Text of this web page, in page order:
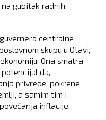
gubitak radnih
centralne
skupu u Otavi,
Ona smatra
da,
privrede, pokrene
a samim tim i
inflacije.